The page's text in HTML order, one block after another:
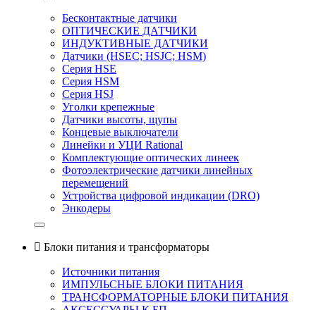
Бесконтактные датчики
ОПТИЧЕСКИЕ ДАТЧИКИ
ИНДУКТИВНЫЕ ДАТЧИКИ
Датчики (HSEС; HSJС; HSM)
Серия HSE
Серия HSM
Серия HSJ
Уголки крепежные
Датчики высоты, щупы
Концевые выключатели
Линейки и УЦИ Rational
Комплектующие оптических линеек
Фотоэлектрические датчики линейных
перемещений
Устройства цифровой индикации (DRO)
Энкодеры
 Блоки питания и трансформаторы
Источники питания
ИМПУЛЬСНЫЕ БЛОКИ ПИТАНИЯ
ТРАНСФОРМАТОРНЫЕ БЛОКИ ПИТАНИЯ